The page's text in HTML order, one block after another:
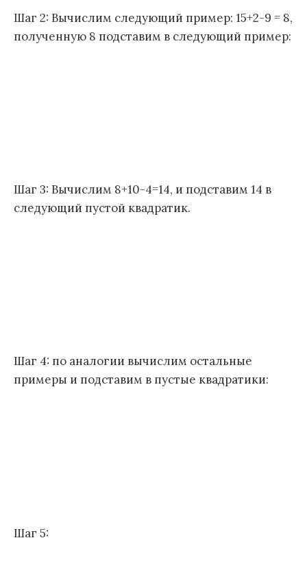
Шаг 2: Вычислим следующий пример: 15+2-9 = 8,
полученную 8 подставим в следующий пример:
Шаг 3: Вычислим 8+10-4=14, и подставим 14 в
следующий пустой квадратик.
Шаг 4: по аналогии вычислим остальные
примеры и подставим в пустые квадратики:
Шаг 5: